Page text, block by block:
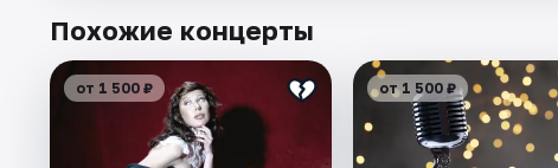
Похожие концерты
от 1 500 ₽ от 1 500 ₽